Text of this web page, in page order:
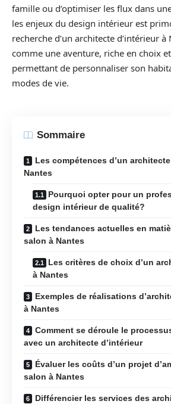
famille ou d’optimiser les flux dans
les enjeux du design intérieur est
recherche d’un architecte d’intérieur à
comme une aventure, riche en choix
permettant de personnaliser son
modes de vie.
Sommaire
Les compétences d’un
Nantes
Pourquoi opter pour un
design intérieur de qualité?
Les tendances actuelles en
salon à Nantes
Les critères de choix d’un
à Nantes
Exemples de réalisations
à Nantes
Comment se déroule le
avec un architecte d’intérieur
Évaluer les coûts d’un projet
salon à Nantes
Différencier les services des